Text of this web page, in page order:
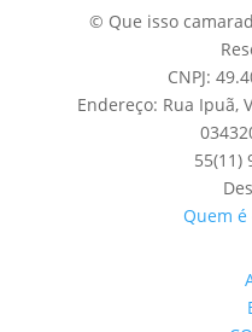
© Que isso
CNPJ:
Endereço: Rua Ipuã,
55(11)
Quem é